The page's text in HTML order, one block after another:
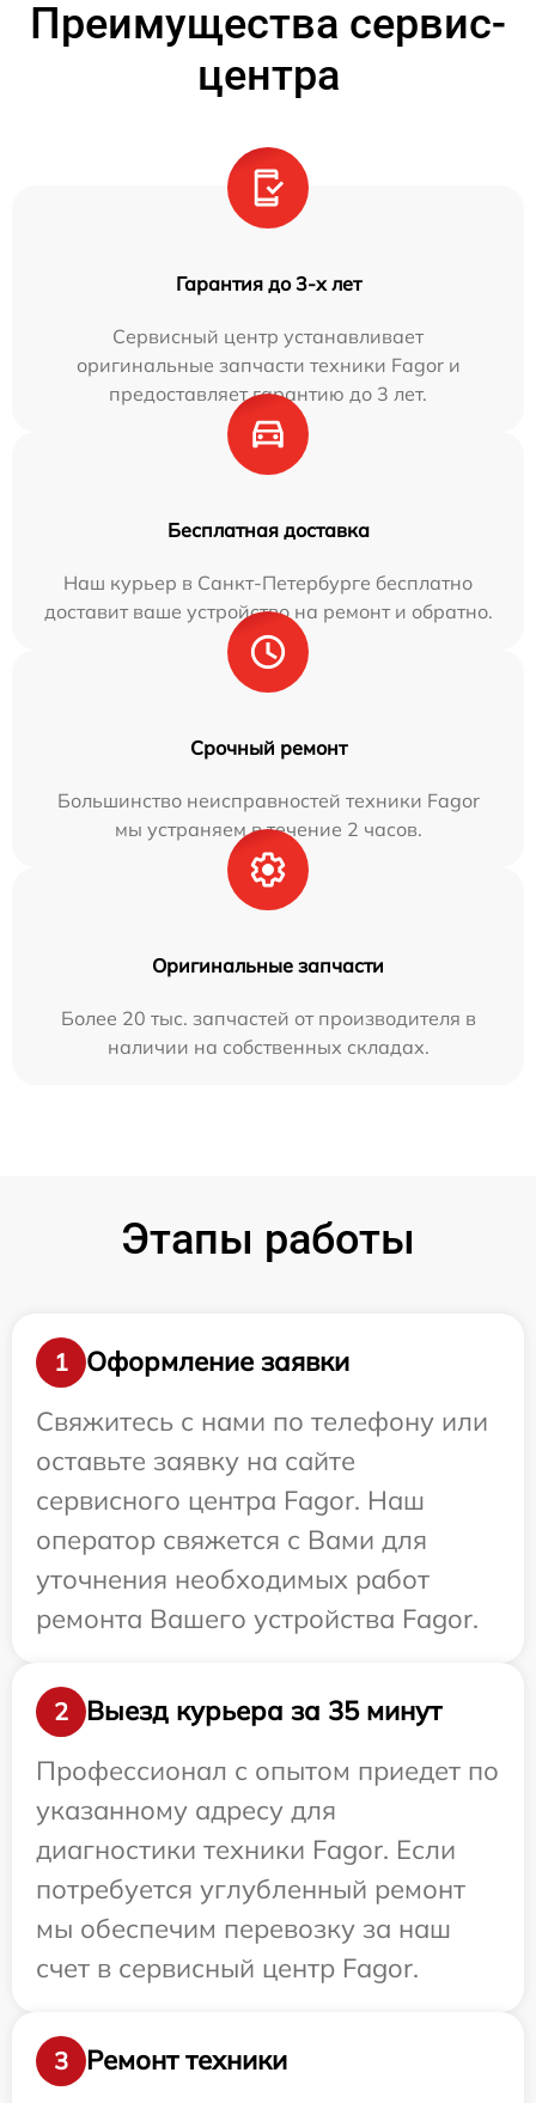
Преимущества сервис-
центра
Гарантия до 3-х лет
Сервисный центр устанавливает
оригинальные запчасти техники Fagor и
предоставляет гарантию до 3 лет.
Бесплатная доставка
Наш курьер в Санкт-Петербурге бесплатно
доставит ваше устройство на ремонт и обратно.
Срочный ремонт
Большинство неисправностей техники Fagor
мы устраняем в течение 2 часов.
Оригинальные запчасти
Более 20 тыс. запчастей от производителя в
наличии на собственных складах.
Этапы работы
1
Оформление заявки
Свяжитесь с нами по телефону или
оставьте заявку на сайте
сервисного центра Fagor. Наш
оператор свяжется с Вами для
уточнения необходимых работ
ремонта Вашего устройства Fagor.
2
Выезд курьера за 35 минут
Профессионал с опытом приедет по
указанному адресу для
диагностики техники Fagor. Если
потребуется углубленный ремонт
мы обеспечим перевозку за наш
счет в сервисный центр Fagor.
3
Ремонт техники